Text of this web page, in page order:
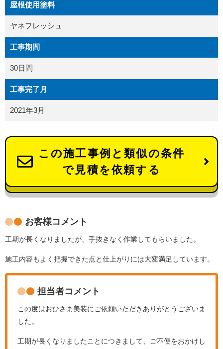
屋根使用塗料
ヤネフレッシュ
工事期間
30日間
工事完了月
2021年3月
この施工事例と類似の条件
で見積を依頼する
お客様コメント
工期が長くなりましたが、手抜きなく作業してもらいました。
施工内容もよく把握できた点と仕上がりには大変満足しています。
担当者コメント
この度はおひさま美装にご依頼いただきありがとうございま
した。
工期が長くなりましたことにつきまして、ご不便をおかけし